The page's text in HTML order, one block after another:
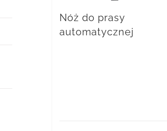
Nóż do prasy
automatycznej